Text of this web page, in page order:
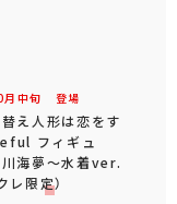
月 中旬 登場
え人形は恋をす
フィギュ
海夢～水着ver.
レ限定）